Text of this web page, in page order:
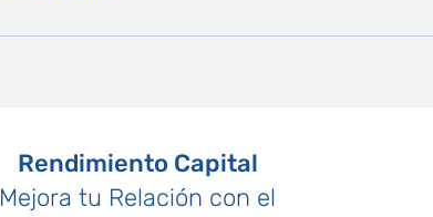
Rendimiento Capital
Mejora tu Relación con el